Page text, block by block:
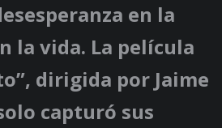
en la
la vida. La película
dirigida por Jaime
capturó sus